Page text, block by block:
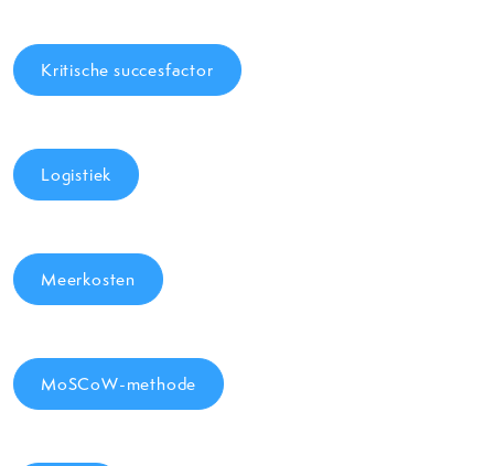
Kritische succesfactor
Logistiek
Meerkosten
MoSCoW-methode